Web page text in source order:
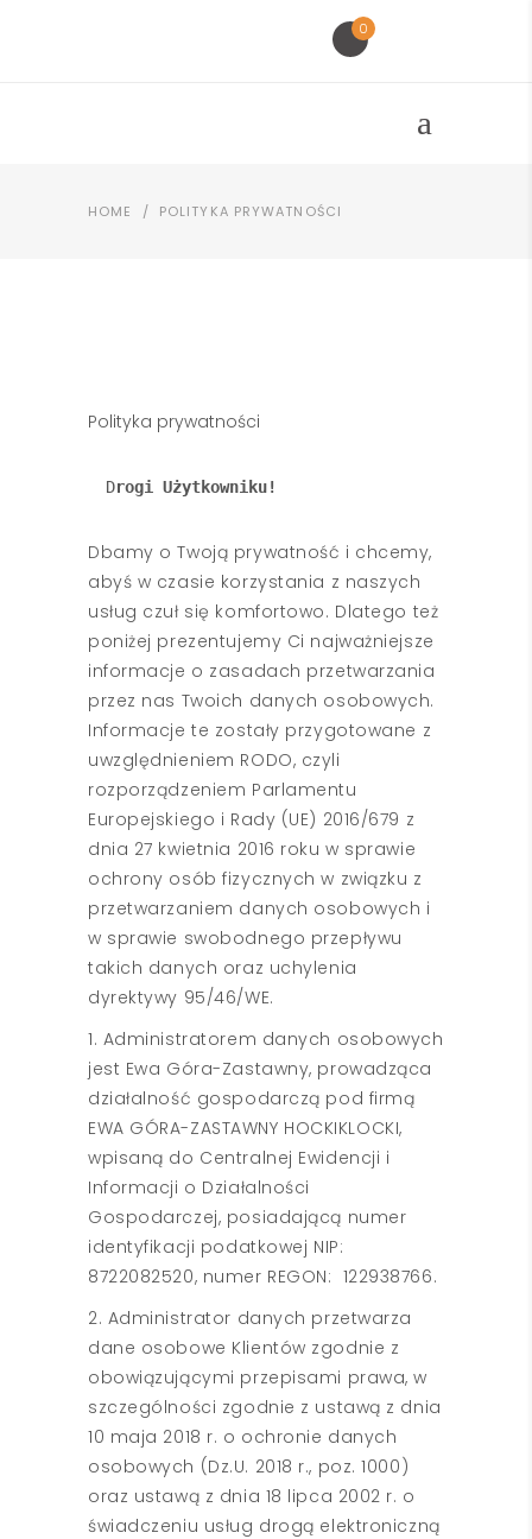
0
HOME / POLITYKA PRYWATNOŚCI
Polityka prywatności
Drogi Użytkowniku!
Dbamy o Twoją prywatność i chcemy,
abyś w czasie korzystania z naszych
usług czuł się komfortowo. Dlatego też
poniżej prezentujemy Ci najważniejsze
informacje o zasadach przetwarzania
przez nas Twoich danych osobowych.
Informacje te zostały przygotowane z
uwzględnieniem RODO, czyli
rozporządzeniem Parlamentu
Europejskiego i Rady (UE) 2016/679 z
dnia 27 kwietnia 2016 roku w sprawie
ochrony osób fizycznych w związku z
przetwarzaniem danych osobowych i
w sprawie swobodnego przepływu
takich danych oraz uchylenia
dyrektywy 95/46/WE.
1. Administratorem danych osobowych
jest Ewa Góra-Zastawny, prowadząca
działalność gospodarczą pod firmą
EWA GÓRA-ZASTAWNY HOCKIKLOCKI,
wpisaną do Centralnej Ewidencji i
Informacji o Działalności
Gospodarczej, posiadającą numer
identyfikacji podatkowej NIP:
8722082520, numer REGON: 122938766.
2. Administrator danych przetwarza
dane osobowe Klientów zgodnie z
obowiązującymi przepisami prawa, w
szczególności zgodnie z ustawą z dnia
10 maja 2018 r. o ochronie danych
osobowych (Dz.U. 2018 r., poz. 1000)
oraz ustawą z dnia 18 lipca 2002 r. o
świadczeniu usług drogą elektroniczną